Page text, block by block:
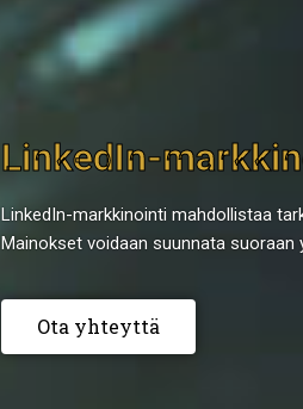
LinkedIn-
LinkedIn-markkinointi mahdollistaa
Mainokset voidaan suunnata suoraan
Ota yhteyttä